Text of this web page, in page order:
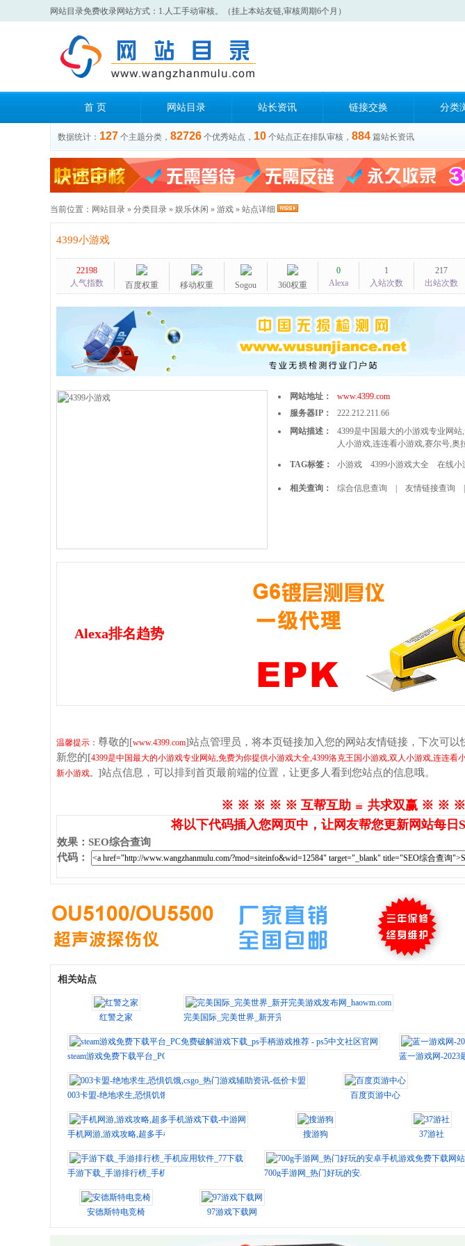
网站目录免费收录网站方式：1.人工手动审核。（挂上本站友链,审核周期6个月）
首 页 网站目录 站长资讯 链接交换 分类
数据统计： 127 个主题分类， 82726 个优秀站点， 10 个站点正在排队审核， 884 篇站长资讯
当前位置： 网站目录 » 分类目录 » 娱乐休闲 » 游戏 » 站点详细
4399小游戏
22198
人气指数
百度权重 移动权重 Sogou 360权重
0
Alexa
1
入站次数
217
出站次数
网站地址：
www.4399.com
服务器IP：
222.212.211.66
网站描述：
4399是中国最大的小游戏专业网
人小游戏,连连看小游戏,赛尔号,奥
TAG标签： 小游戏 4399小游戏大全 在线小
相关查询： 综合信息查询 友情链接查询
Alexa排名趋势
温馨提示： 尊敬的[www.4399.com]站点管理员，将本页链接加入您的网站友情链接，下次可
新您的[4399是中国最大的小游戏专业网站,免费为你提供小游戏大全,4399洛克王国小游戏,双人小游戏,连连看
新小游戏。 ]站点信息，可以排到首页最前端的位置，让更多人看到您站点的信息哦。
※ ※ ※ ※ ※ 互帮互助 ≌ 共求双赢 ※ ※
将以下代码插入您网页中，让网友帮您更新网站每日
效果 ： SEO综合查询
代码 ：
相关站点
红警之家 完美国际_完美世界_新开完美游戏发布网_haowm.com
steam游戏免费下载平台_PC免费破解游戏下载_ps手柄游戏推荐 - ps5中文社区官网 蓝一游戏网-2023
003卡盟-绝地求生,恐惧饥饿,csgo_热门游戏辅助资讯-低价卡盟 百度页游中心
手机网游,游戏攻略,超多手机游戏下载-中游网 搜游狗 37游社
手游下载_手游排行榜_手机应用软件_77下载 700g手游网_热门好玩的安卓手机游戏免费下载网站
安德斯特电竞椅 97游戏下载网